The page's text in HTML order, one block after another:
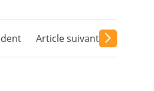
Article suivant